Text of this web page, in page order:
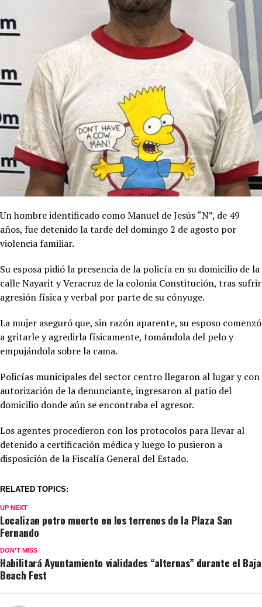
Un hombre identificado como Manuel de Jesús “N”, de 49
años, fue detenido la tarde del domingo 2 de agosto por
violencia familiar.
Su esposa pidió la presencia de la policía en su domicilio de la
calle Nayarit y Veracruz de la colonia Constitución, tras sufrir
agresión física y verbal por parte de su cónyuge.
La mujer aseguró que, sin razón aparente, su esposo comenzó
a gritarle y agredirla físicamente, tomándola del pelo y
empujándola sobre la cama.
Policías municipales del sector centro llegaron al lugar y con
autorización de la denunciante, ingresaron al patio del
domicilio donde aún se encontraba el agresor.
Los agentes procedieron con los protocolos para llevar al
detenido a certificación médica y luego lo pusieron a
disposición de la Fiscalía General del Estado.
RELATED TOPICS:
UP NEXT
Localizan potro muerto en los terrenos de la Plaza San
Fernando
DON'T MISS
Habilitará Ayuntamiento vialidades “alternas” durante el Baja
Beach Fest